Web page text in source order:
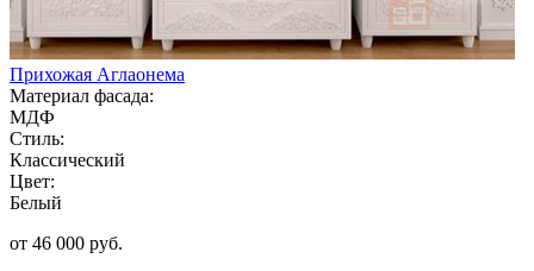
Прихожая Аглаонема
Материал фасада:
МДФ
Стиль:
Классический
Цвет:
Белый
от 46 000 руб.